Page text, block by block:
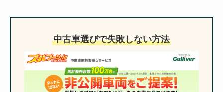
中古車選びで失敗しない方法